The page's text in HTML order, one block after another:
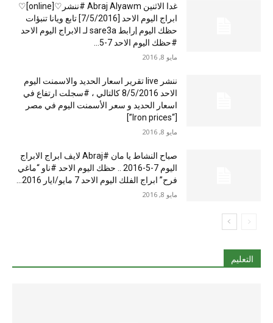
غدا الاثنين Abraj Alyawm #ننشر♡[online]♡
ابراج اليوم الاحد [7/5/2016] تابع ويانا تنبؤات
حظك اليوم |رابط sare3a لـ الابراج اليوم الاحد
#حظك اليوم الاحد 7-5...
مايو 8, 2016
ننشر live تقرير اسعار الحديد والاسمنت اليوم
الاحد 8/5/2016 كالتالي ، #سجلت ارتفاع في
اسعار الحديد و سعر الأسمنت اليوم في مصر
[“Iron prices”]
مايو 8, 2016
صباح النشاط يا مان #Abraj لايف ابراج الابراج
اليوم 7-5-2016 .. حظك اليوم الاحد #ناو “ماغي
فرح” ابراج الفلك اليوم الاحد 7 مايو/ايار 2016...
مايو 8, 2016
التعليم